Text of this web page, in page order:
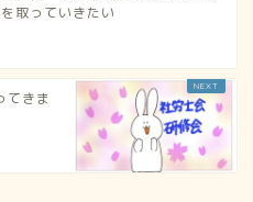
取っていきたい
てきま